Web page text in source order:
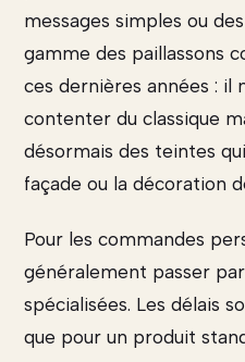
messages simples ou
gamme des paillassons
ces dernières années : il
contenter du classique
désormais des teintes
façade ou la décoration
Pour les commandes
généralement passer
spécialisées. Les délais
que pour un produit